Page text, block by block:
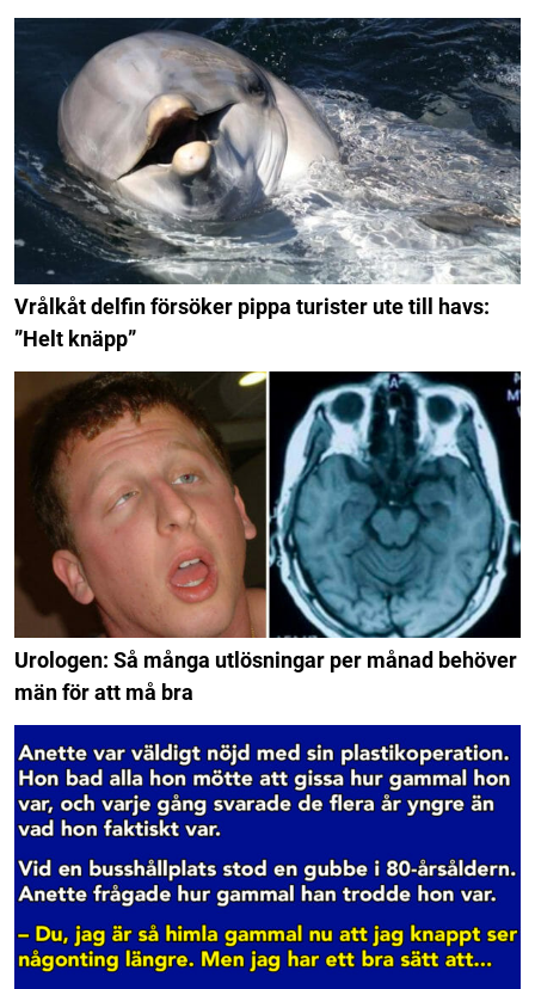
Vrålkåt delfin försöker pippa turister ute till havs:
”Helt knäpp”
Urologen: Så många utlösningar per månad behöver
män för att må bra